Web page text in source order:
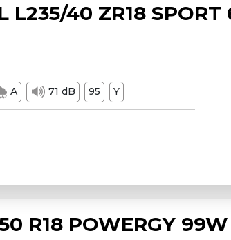
L235/40 ZR18 SPORT
A 71 dB 95 Y
R18 POWERGY